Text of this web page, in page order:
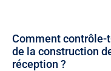
Comment contrôle-
de la construction
réception ?